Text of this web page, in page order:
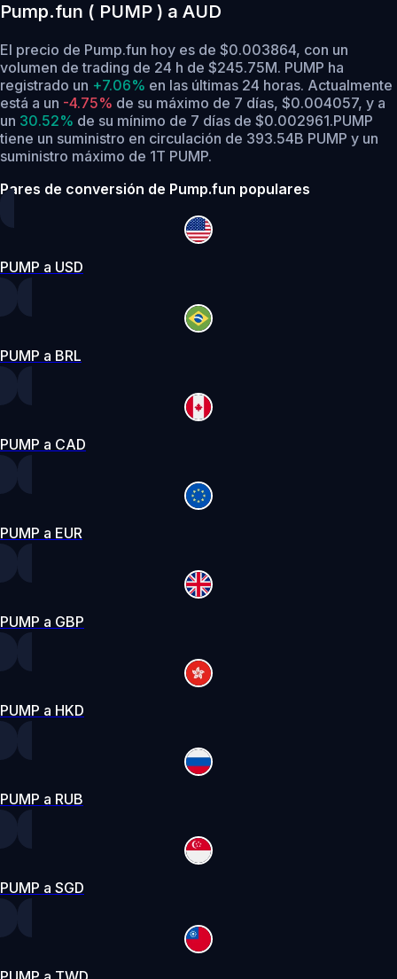
Pump.fun ( PUMP ) a AUD
El precio de Pump.fun hoy es de $0.003864, con un
volumen de trading de 24 h de $245.75M. PUMP ha
registrado un +7.06% en las últimas 24 horas. Actualmente
está a un -4.75% de su máximo de 7 días, $0.004057, y a
un 30.52% de su mínimo de 7 días de $0.002961.PUMP
tiene un suministro en circulación de 393.54B PUMP y un
suministro máximo de 1T PUMP.
Pares de conversión de Pump.fun populares
PUMP a USD
PUMP a BRL
PUMP a CAD
PUMP a EUR
PUMP a GBP
PUMP a HKD
PUMP a RUB
PUMP a SGD